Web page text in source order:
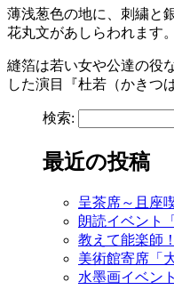
薄浅葱色の地に、刺繍と
花丸文があしらわれます
縫箔は若い女や公達の役
した演目『杜若（かきつ
検索:
最近の投稿
呈茶席～且座
朗読イベント
教えて能楽師
美術館寄席「
水墨画イベン